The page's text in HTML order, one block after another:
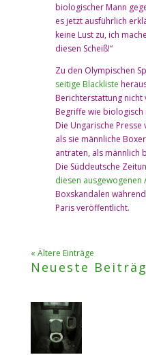
biologischer Mann
es jetzt ausführlich
keine Lust zu, ich
diesen Scheiß!“
Zu den Olympischen
seitige Blackliste
Berichterstattung
Begriffe wie
Die Ungarische
als sie männliche
antraten, als männlich
Die Süddeutsche
diesen ausgewogenen
Boxskandalen
Paris veröffentlicht.
« Ältere Einträge
Neueste